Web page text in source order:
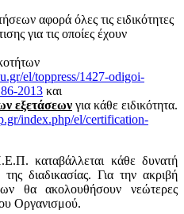
αφορά όλες τις ειδικότητες
για τις οποίες έχουν
el/toppress/1427-odigoi-
2013 και
εξετάσεων για κάθε ειδικότητα.
index.php/el/certification-
καταβάλλεται κάθε δυνατή
διαδικασίας. Για την ακριβή
θα ακολουθήσουν νεώτερες
Οργανισμού.